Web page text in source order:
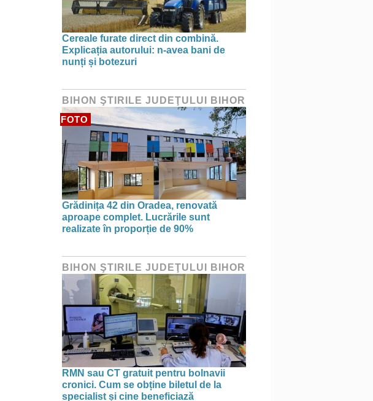
Cereale furate direct din combină.
Explicația autorului: n-avea bani de
nunți și botezuri
BIHON ŞTIRILE JUDEŢULUI BIHOR
FOTO
Grădinița 42 din Oradea, renovată
aproape complet. Lucrările sunt
realizate în proporție de 90%
BIHON ŞTIRILE JUDEŢULUI BIHOR
RMN sau CT gratuit pentru bolnavii
cronici. Cum se obține biletul de la
specialist și cine beneficiază